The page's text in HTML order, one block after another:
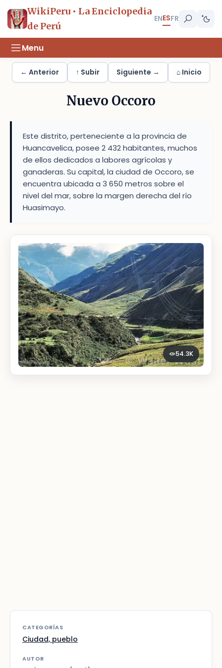
WikiPeru • La Enciclopedia
de Perú
ENESFR
Menu
← Anterior ↑ Subir Siguiente → ⌂ Inicio
Nuevo Occoro
Este distrito, perteneciente a la provincia de
Huancavelica, posee 2 432 habitantes, muchos
de ellos dedicados a labores agrícolas y
ganaderas. Su capital, la ciudad de Occoro, se
encuentra ubicada a 3 650 metros sobre el
nivel del mar, sobre la margen derecha del río
Huasimayo.
54.3K
CATEGORÍAS
Ciudad, pueblo
AUTOR